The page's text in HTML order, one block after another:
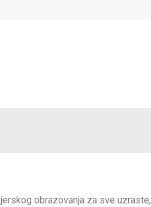
obrazovanja za sve uzraste,